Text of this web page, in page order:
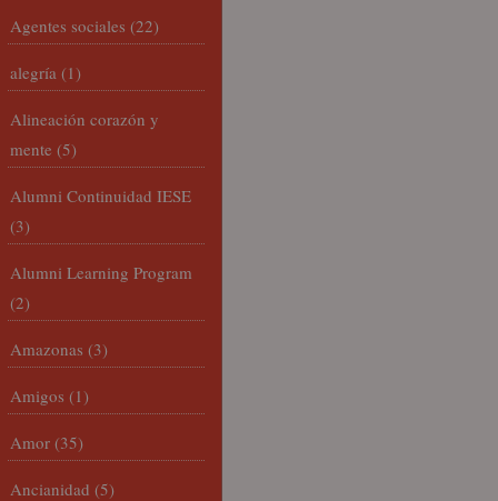
Agentes sociales (22)
alegría (1)
Alineación corazón y
mente (5)
Alumni Continuidad IESE
(3)
Alumni Learning Program
(2)
Amazonas (3)
Amigos (1)
Amor (35)
Ancianidad (5)